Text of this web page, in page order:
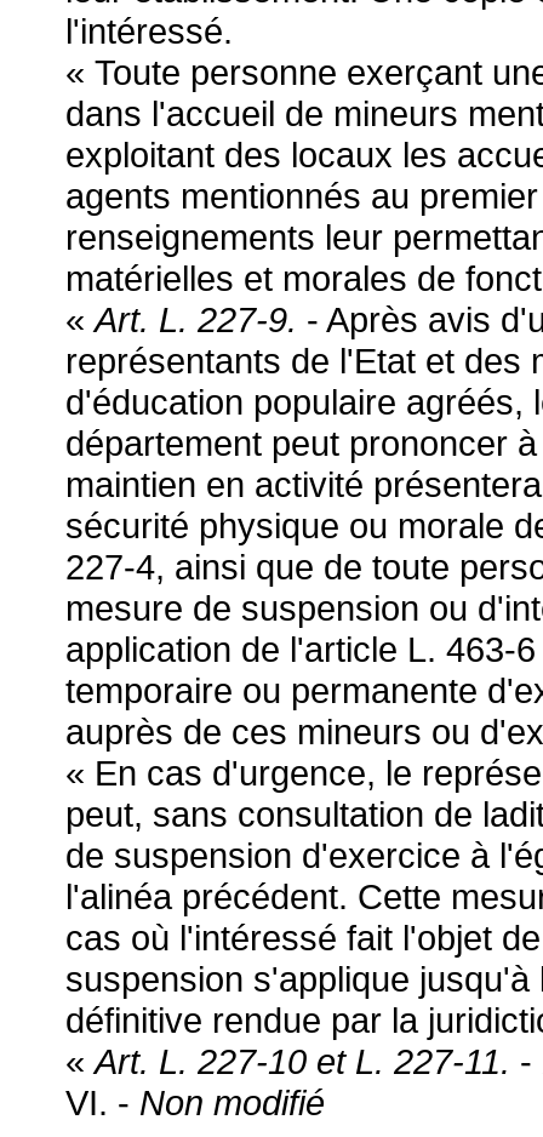
l'intéressé.
« Toute personne exerçant
dans l'accueil de mineurs
exploitant des locaux les
agents mentionnés au
renseignements leur
matérielles et morales de
« Art. L. 227-9. - Après avis
représentants de l'Etat et des
d'éducation populaire agréés,
département peut prononcer
maintien en activité
sécurité physique ou morale
227-4, ainsi que de toute
mesure de suspension ou
application de l'article L. 463-
temporaire ou permanente
auprès de ces mineurs ou
« En cas d'urgence, le
peut, sans consultation de
de suspension d'exercice à
l'alinéa précédent. Cette
cas où l'intéressé fait l'objet
suspension s'applique
définitive rendue par la
« Art. L. 227-10 et L. 227-11. -
VI. - Non modifié